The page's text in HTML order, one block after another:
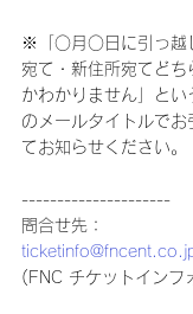
※「○月○日に引っ越
宛て・新住所宛てど
かわかりません」と
のメールタイトルで
てお知らせください。
---------------------
問合せ先：
(FNC チケットインフ